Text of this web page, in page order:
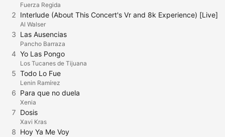
Fuerza Regida
2 Interlude (About This Concert's Vr and 8k Experience) [Live]
Al Walser
3 Las Ausencias
Pancho Barraza
4 Yo Las Pongo
Los Tucanes de Tijuana
5 Todo Lo Fue
Lenin Ramírez
6 Para que no duela
Xenia
7 Dosis
Xavi Kras
8 Hoy Ya Me Voy